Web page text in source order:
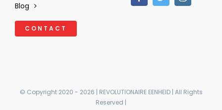
Blog
CONTACT
© Copyright 2020 - 2026 | REVOLUTIONAIRE EENHEID | All Rights
Reserved |